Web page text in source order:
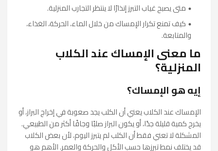
متى يصبح غياب التبرز إنذارًا لا ينتظر التجارب المنزلية.
كيف تمنع تكرار الإمساك من خلال الماء، الحركة، الغذاء،
والمتابعة.
ما معنى الإمساك عند الكلاب
المنزلية؟
إيه هو الإمساك؟
الإمساك عند الكلاب يعني أن الكلب يجد صعوبة في إخراج البراز، أو
يخرج كمية قليلة جدًا، أو يكون البراز صلبًا وجافًا أكثر من الطبيعي.
المشكلة لا تعني فقط أن الكلب لم يتبرز اليوم، لأن بعض الكلاب
قد يختلف نمط تبرزها حسب الأكل والحركة والعمر. الأهم هو